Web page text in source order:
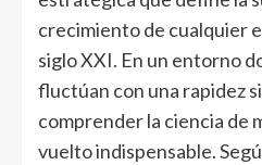
crecimiento de cualquier
siglo XXI. En un entorno
fluctúan con una rapidez
comprender la ciencia de
vuelto indispensable.